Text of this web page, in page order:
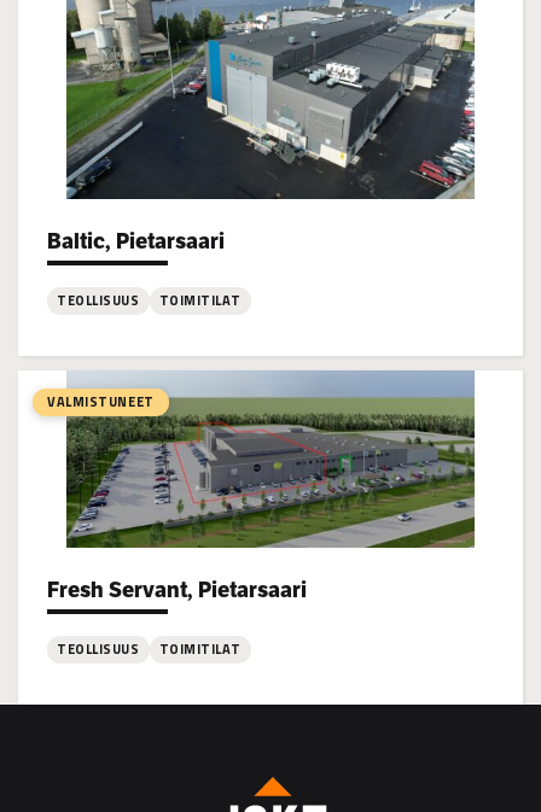
Baltic, Pietarsaari
Project types:
TEOLLISUUS TOIMITILAT
Baltic,
Pietarsaari
VALMISTUNEET
Fresh Servant, Pietarsaari
Project types:
TEOLLISUUS TOIMITILAT